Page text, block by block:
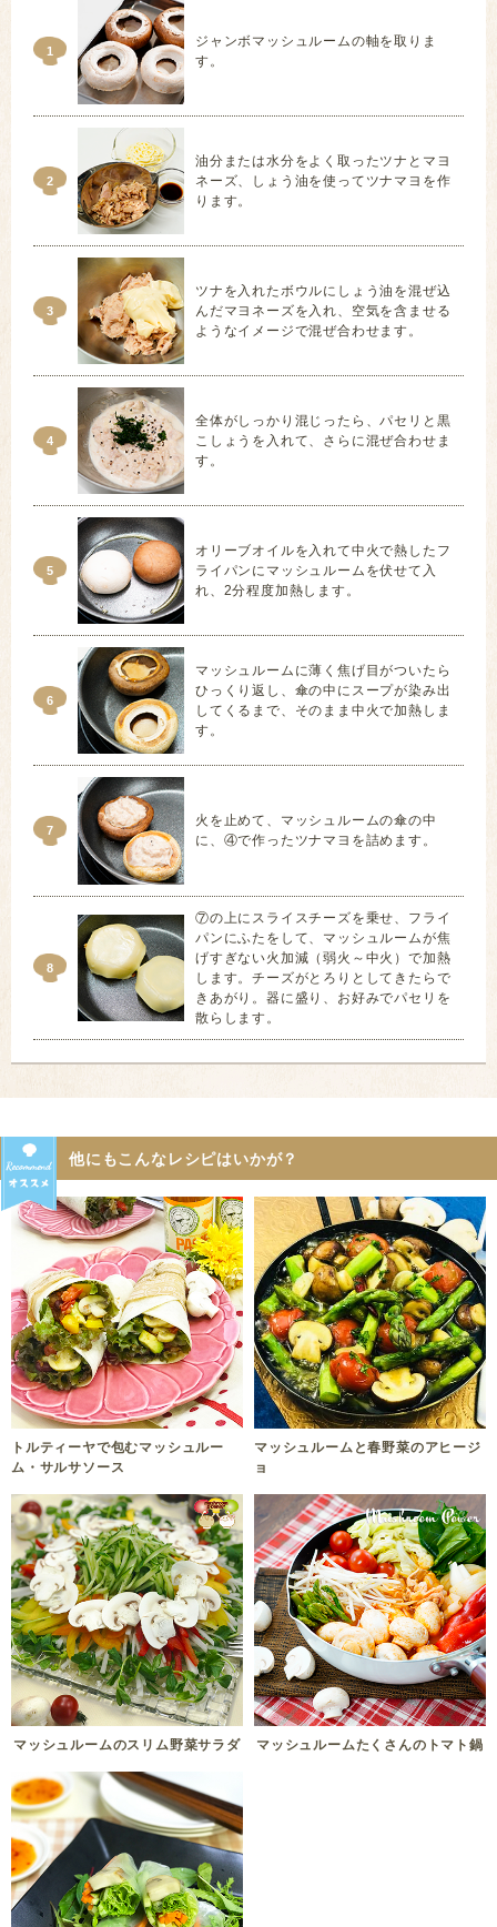
1
ジャンボマッシュルームの軸を取りま
す。
2
油分または水分をよく取ったツナとマヨ
ネーズ、しょう油を使ってツナマヨを作
ります。
3
ツナを入れたボウルにしょう油を混ぜ込
んだマヨネーズを入れ、空気を含ませる
ようなイメージで混ぜ合わせます。
4
全体がしっかり混じったら、パセリと黒
こしょうを入れて、さらに混ぜ合わせま
す。
5
オリーブオイルを入れて中火で熱したフ
ライパンにマッシュルームを伏せて入
れ、2分程度加熱します。
6
マッシュルームに薄く焦げ目がついたら
ひっくり返し、傘の中にスープが染み出
してくるまで、そのまま中火で加熱しま
す。
7
火を止めて、マッシュルームの傘の中
に、④で作ったツナマヨを詰めます。
8
⑦の上にスライスチーズを乗せ、フライ
パンにふたをして、マッシュルームが焦
げすぎない火加減（弱火～中火）で加熱
します。チーズがとろりとしてきたらで
きあがり。器に盛り、お好みでパセリを
散らします。
他にもこんなレシピはいかが？
トルティーヤで包むマッシュルー
ム・サルサソース
マッシュルームと春野菜のアヒージ
ョ
マッシュルームのスリム野菜サラダ マッシュルームたくさんのトマト鍋